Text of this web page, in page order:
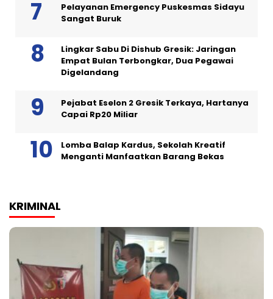
Pelayanan Emergency Puskesmas Sidayu
Sangat Buruk
Lingkar Sabu Di Dishub Gresik: Jaringan
Empat Bulan Terbongkar, Dua Pegawai
Digelandang
Pejabat Eselon 2 Gresik Terkaya, Hartanya
Capai Rp20 Miliar
Lomba Balap Kardus, Sekolah Kreatif
Menganti Manfaatkan Barang Bekas
KRIMINAL